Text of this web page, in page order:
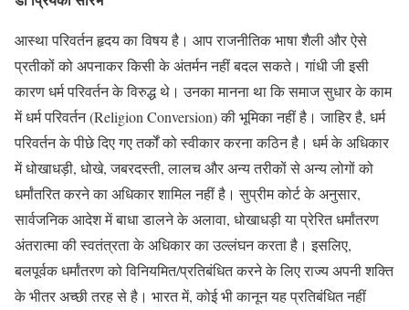
आस्था परिवर्तन हृदय का विषय है। आप राजनीतिक भाषा शैली और ऐसे
प्रतीकों को अपनाकर किसी के अंतर्मन नहीं बदल सकते। गांधी जी इसी
कारण धर्म परिवर्तन के विरुद्ध थे। उनका मानना था कि समाज सुधार के काम
में धर्म परिवर्तन (Religion Conversion) की भूमिका नहीं है। जाहिर है, धर्म
परिवर्तन के पीछे दिए गए तर्कों को स्वीकार करना कठिन है। धर्म के अधिकार
में धोखाधड़ी, धोखे, जबरदस्ती, लालच और अन्य तरीकों से अन्य लोगों को
धर्मांतरित करने का अधिकार शामिल नहीं है। सुप्रीम कोर्ट के अनुसार,
सार्वजनिक आदेश में बाधा डालने के अलावा, धोखाधड़ी या प्रेरित धर्मांतरण
अंतरात्मा की स्वतंत्रता के अधिकार का उल्लंघन करता है। इसलिए,
बलपूर्वक धर्मांतरण को विनियमित/प्रतिबंधित करने के लिए राज्य अपनी शक्ति
के भीतर अच्छी तरह से है। भारत में, कोई भी कानून यह प्रतिबंधित नहीं